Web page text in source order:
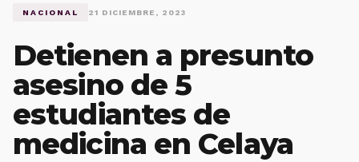
NACIONAL 21 DICIEMBRE, 2023
Detienen a presunto
asesino de 5
estudiantes de
medicina en Celaya